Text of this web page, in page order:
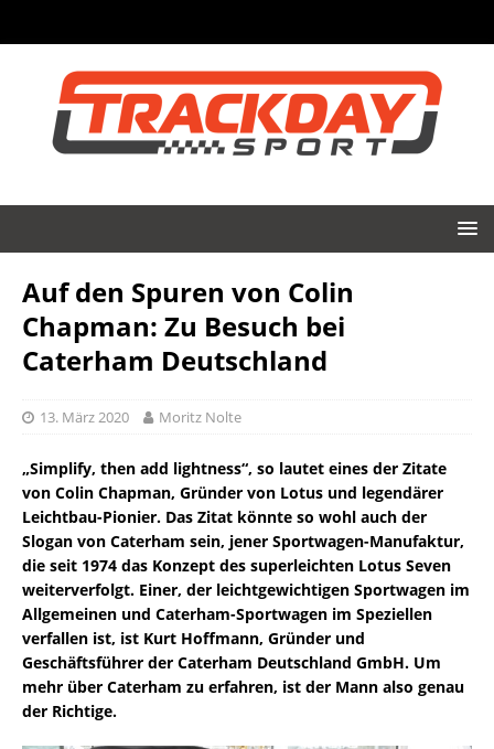
Auf den Spuren von Colin
Chapman: Zu Besuch bei
Caterham Deutschland
13. März 2020 Moritz Nolte
„Simplify, then add lightness“, so lautet eines der Zitate
von Colin Chapman, Gründer von Lotus und legendärer
Leichtbau-Pionier. Das Zitat könnte so wohl auch der
Slogan von Caterham sein, jener Sportwagen-Manufaktur,
die seit 1974 das Konzept des superleichten Lotus Seven
weiterverfolgt. Einer, der leichtgewichtigen Sportwagen im
Allgemeinen und Caterham-Sportwagen im Speziellen
verfallen ist, ist Kurt Hoffmann, Gründer und
Geschäftsführer der Caterham Deutschland GmbH. Um
mehr über Caterham zu erfahren, ist der Mann also genau
der Richtige.